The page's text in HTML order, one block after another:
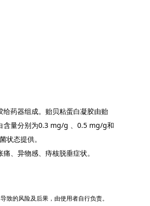
给药器组成。贻贝粘蛋白凝胶由贻
含量分别为0.3 mg/g 、0.5 mg/g和
状态提供。
、异物感、痔核脱垂症状。
致的风险及后果，由使用者自行负责。